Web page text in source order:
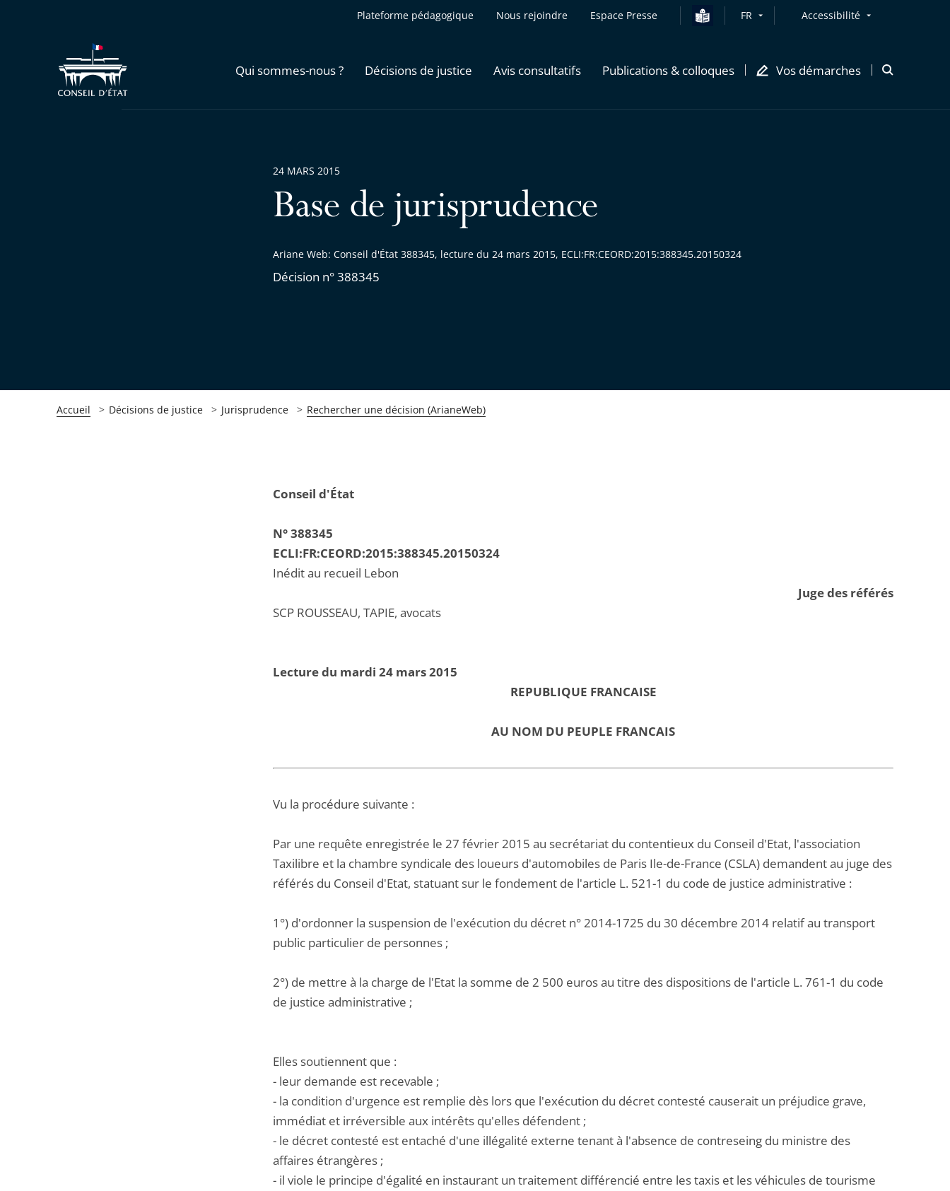
Plateforme pédagogique Nous rejoindre Espace Presse FR Accessibilité
Qui sommes-nous ? Décisions de justice Avis consultatifs Publications & colloques Vos démarches
Ouvrir
Base de jurisprudence
Ariane Web: Conseil d'État 388345, lecture du 24 mars 2015, ECLI:FR:CEORD:2015:388345.20150324
Décision n° 388345
24 MARS 2015
Accueil Décisions de justice Jurisprudence Rechercher une décision (ArianeWeb)
Conseil d'État
N° 388345
ECLI:FR:CEORD:2015:388345.20150324
Inédit au recueil Lebon
Juge des référés
SCP ROUSSEAU, TAPIE, avocats
Lecture du mardi 24 mars 2015
REPUBLIQUE FRANCAISE
AU NOM DU PEUPLE FRANCAIS
Vu la procédure suivante :
Par une requête enregistrée le 27 février 2015 au secrétariat du contentieux du Conseil d'Etat, l'association
Taxilibre et la chambre syndicale des loueurs d'automobiles de Paris Ile-de-France (CSLA) demandent au juge des
référés du Conseil d'Etat, statuant sur le fondement de l'article L. 521-1 du code de justice administrative :
1°) d'ordonner la suspension de l'exécution du décret n° 2014-1725 du 30 décembre 2014 relatif au transport
public particulier de personnes ;
2°) de mettre à la charge de l'Etat la somme de 2 500 euros au titre des dispositions de l'article L. 761-1 du code
de justice administrative ;
Elles soutiennent que :
- leur demande est recevable ;
- la condition d'urgence est remplie dès lors que l'exécution du décret contesté causerait un préjudice grave,
immédiat et irréversible aux intérêts qu'elles défendent ;
- le décret contesté est entaché d'une illégalité externe tenant à l'absence de contreseing du ministre des
affaires étrangères ;
- il viole le principe d'égalité en instaurant un traitement différencié entre les taxis et les véhicules de tourisme